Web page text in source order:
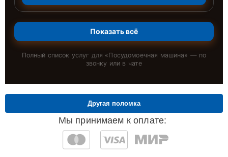
Показать всё
Полный список услуг для «Посудомоечная машина» — по
звонку или в чате
Мы принимаем к оплате:
Другая поломка